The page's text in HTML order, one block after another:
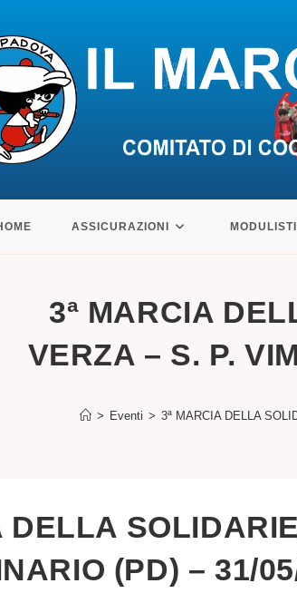
ASSICURAZIONI
3ª MARCIA
VERZA – S. P.
> Eventi > 3ª MARCIA DELLA
DELLA
(PD) – 31/